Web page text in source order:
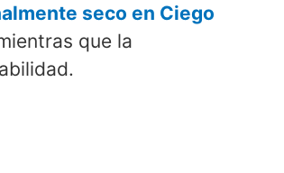
seco en Ciego
que la